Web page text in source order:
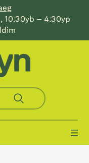
10:30yb – 4:30yp